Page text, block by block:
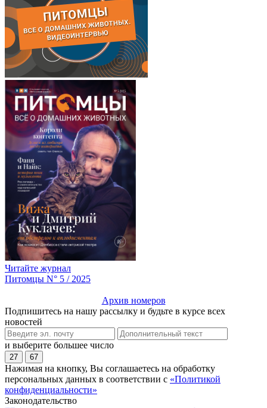
Читайте журнал
Питомцы N° 5 / 2025
Архив номеров
Подпишитесь на нашу рассылку и будьте в курсе всех
новостей
и выберите большее число
27 67
Нажимая на кнопку, Вы соглашаетесь на обработку
персональных данных в соответствии с «Политикой
конфиденциальности»
Законодательство